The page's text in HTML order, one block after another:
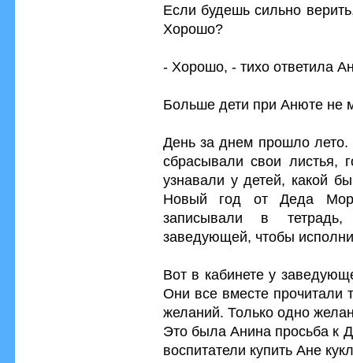
Если будешь сильно
Хорошо?
- Хорошо, - тихо ответила
Больше дети при Анюте не
День за днем прошло лето.
сбрасывали свои листья,
узнавали у детей, какой
Новый год от Деда
записывали в
заведующей, чтобы
Вот в кабинете у
Они все вместе прочитали
желаний. Только одно
Это была Анина просьба к
воспитатели купить Ане